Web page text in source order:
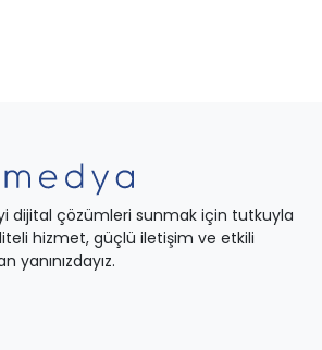
dijital çözümleri sunmak için tutkuyla
hizmet, güçlü iletişim ve etkili
yanınızdayız.